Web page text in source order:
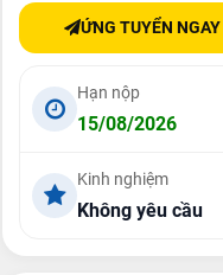
ỨNG TUYỂN NGAY
Hạn nộp
15/08/2026
Kinh nghiệm
Không yêu cầu